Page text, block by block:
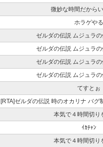
微妙な時間だから
ホラゲやる
ゼルダの伝説 ムジュラ
ゼルダの伝説 ムジュラ
ゼルダの伝説 ムジュラ
ゼルダの伝説 ムジュラ
てすとぉ
[RTA]ゼルダの伝説 時のオカリナ バグ
本気で４時間切り
ｲｶﾁｬﾝ
本気で４時間切り